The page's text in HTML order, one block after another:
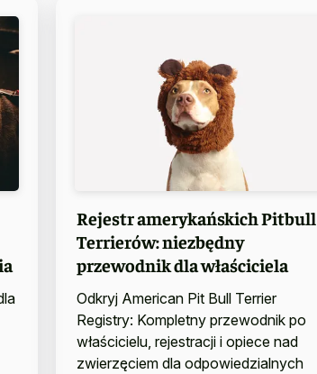
Rejestr amerykańskich Pitbull
Terrierów: niezbędny
przewodnik dla właściciela
Odkryj American Pit Bull Terrier
Registry: Kompletny przewodnik po
właścicielu, rejestracji i opiece nad
zwierzęciem dla odpowiedzialnych